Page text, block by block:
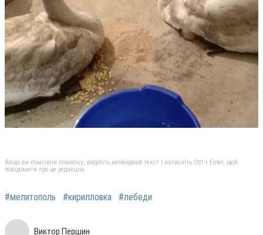
Якщо ви помітили помилку, виділіть необхідний текст і натисніть Ctrl + Enter, щоб
повідомити про це редакцію
#мелитополь #кирилловка #лебеди
Виктор Першин